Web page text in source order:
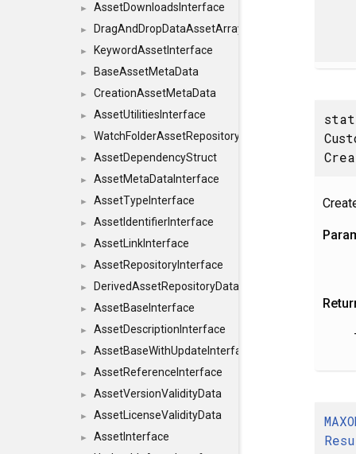
► AssetDownloadsInterface
► DragAndDropDataAssetArray
► KeywordAssetInterface
► BaseAssetMetaData
► CreationAssetMetaData
► AssetUtilitiesInterface
► WatchFolderAssetRepositoryInterface
► AssetDependencyStruct
► AssetMetaDataInterface
► AssetTypeInterface
► AssetIdentifierInterface
► AssetLinkInterface
► AssetRepositoryInterface
► DerivedAssetRepositoryDataInterface
► AssetBaseInterface
► AssetDescriptionInterface
► AssetBaseWithUpdateInterface
► AssetReferenceInterface
► AssetVersionValidityData
► AssetLicenseValidityData
►
AssetInterface